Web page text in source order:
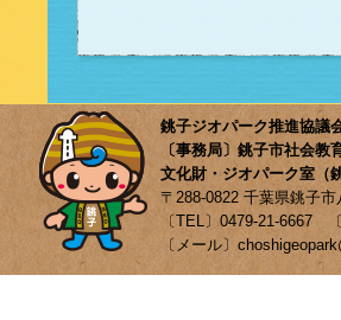
銚子ジオパーク推進協議
〔事務局〕銚子市社会教
文化財・ジオパーク室（
〒288-0822 千葉県銚子市
〔TEL〕0479-21-6667
〔メール〕